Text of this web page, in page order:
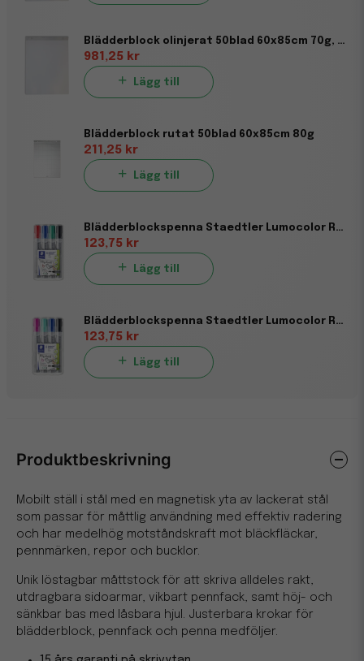
Blädderblock olinjerat 50blad 60x85cm 70g, 5st/fp
981,25 kr
Lägg till
Blädderblock rutat 50blad 60x85cm 80g
211,25 kr
Lägg till
Blädderblockspenna Staedtler Lumocolor Rund 4-färger 2mm
123,75 kr
Lägg till
Blädderblockspenna Staedtler Lumocolor Rund 4-färger Neon 2mm
123,75 kr
Lägg till
Produktbeskrivning
Mobilt ställ i stål med en magnetisk yta av lackerat stål
som passar för måttlig användning med effektiv radering
och har medelhög motståndskraft mot bläckfläckar,
pennmärken, repor och bucklor.
Unik löstagbar måttstock för att skriva alldeles rakt,
utdragbara sidoarmar, vikbart pennfack, samt höj- och
sänkbar bas med låsbara hjul. Justerbara krokar för
blädderblock, pennfack och penna medföljer.